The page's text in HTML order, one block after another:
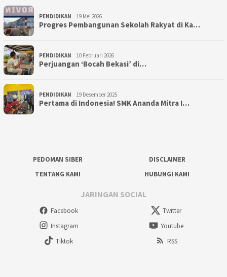
PENDIDIKAN 19 Mei 2026
Progres Pembangunan Sekolah Rakyat di Ka…
PENDIDIKAN 10 Februari 2026
Perjuangan ‘Bocah Bekasi’ di…
PENDIDIKAN 19 Desember 2025
Pertama di Indonesia! SMK Ananda Mitra I…
PEDOMAN SIBER
DISCLAIMER
TENTANG KAMI
HUBUNGI KAMI
JARINGAN SOCIAL
Facebook
Twitter
Instagram
Youtube
Tiktok
RSS